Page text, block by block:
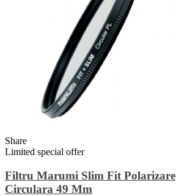
Share
Limited special offer
Filtru Marumi Slim Fit Polarizare
Circulara 49 Mm